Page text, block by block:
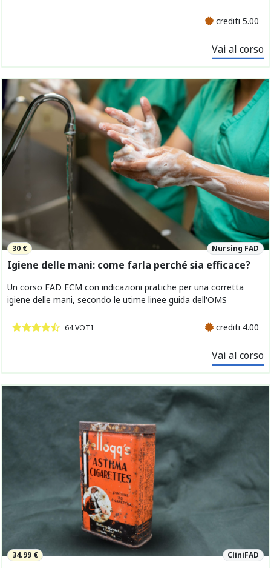
crediti 5.00
Vai al corso
30 € Nursing FAD
Igiene delle mani: come farla perché sia efficace?
Un corso FAD ECM con indicazioni pratiche per una corretta
igiene delle mani, secondo le utime linee guida dell'OMS
64 VOTI crediti 4.00
Vai al corso
34.99 € CliniFAD